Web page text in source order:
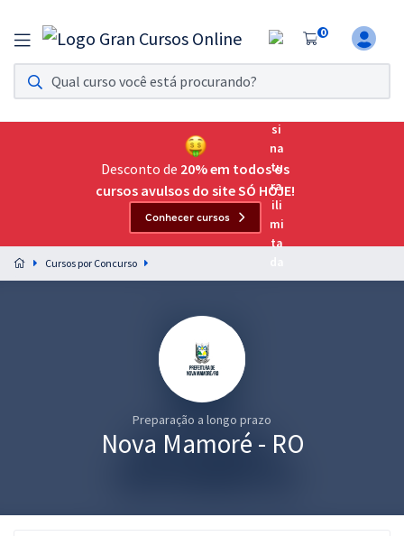
0
Assinatura Ilimitada 11
Acesso a todos os cursos. Teste grátis por 7 dias!
Assinatura OAB Até Passar
Acesso ilimitado a toda preparação para o Exame da
Preparação completa e intensiva para as principais
residências em saúde do Brasil
Desconto de 20% em todos os
cursos avulsos do site SÓ HOJE!
Conhecer cursos
Cursos por Concurso
Preparação a longo prazo
Nova Mamoré - RO